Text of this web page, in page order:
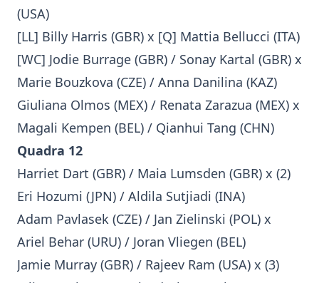
(USA)
[LL] Billy Harris (GBR) x [Q] Mattia Bellucci (ITA)
[WC] Jodie Burrage (GBR) / Sonay Kartal (GBR) x
Marie Bouzkova (CZE) / Anna Danilina (KAZ)
Giuliana Olmos (MEX) / Renata Zarazua (MEX) x
Magali Kempen (BEL) / Qianhui Tang (CHN)
Quadra 12
Harriet Dart (GBR) / Maia Lumsden (GBR) x (2)
Eri Hozumi (JPN) / Aldila Sutjiadi (INA)
Adam Pavlasek (CZE) / Jan Zielinski (POL) x
Ariel Behar (URU) / Joran Vliegen (BEL)
Jamie Murray (GBR) / Rajeev Ram (USA) x (3)